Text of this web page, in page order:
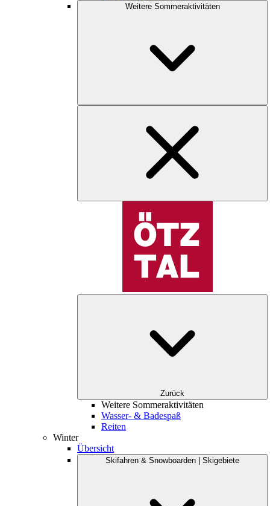
Weitere Sommeraktivitäten
Zurück
Weitere Sommeraktivitäten
Wasser- & Badespaß
Reiten
Winter
Übersicht
Skifahren & Snowboarden | Skigebiete